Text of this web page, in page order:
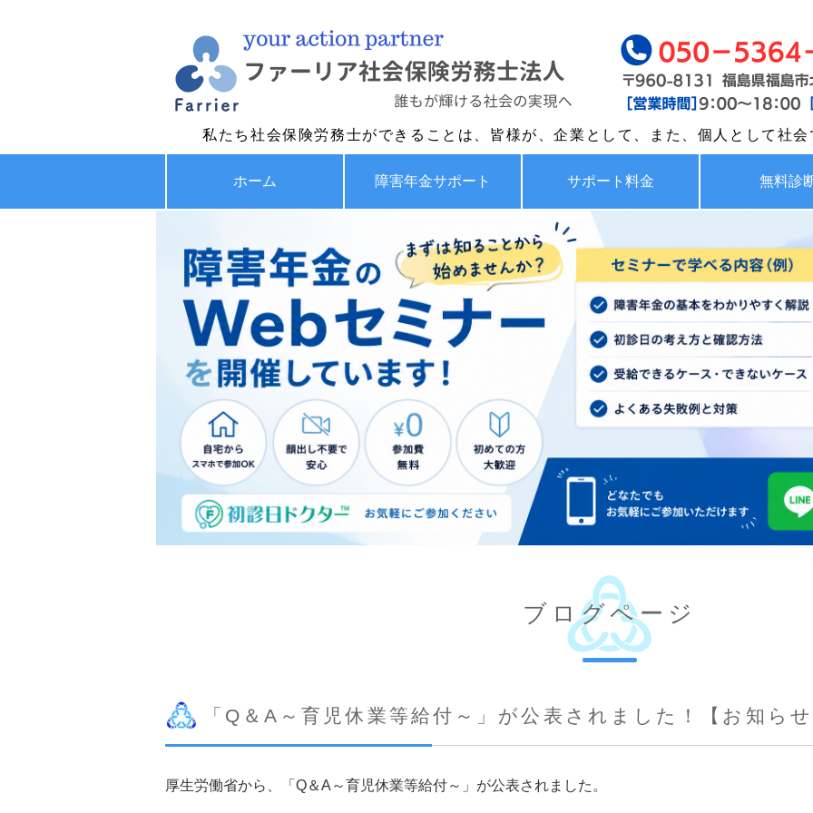
福島で労務・助成金・
私たち社会保険労務士ができることは、皆様が、企業として、また、個人として社
ホーム 障害年金サポート サポート料金 無料診
ブログページ
「Q＆A～育児休業等給付～」が公表されました！【お知ら
厚生労働省から、「Q＆A～育児休業等給付～」が公表されました。